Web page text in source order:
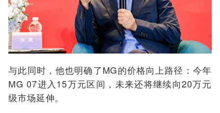
与此同时，他也明确了MG的价格向上路径：今年
MG 07进入15万元区间，未来还将继续向20万元
级市场延伸。